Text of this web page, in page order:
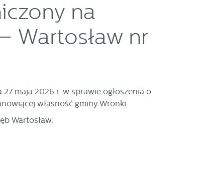
na
Wartosław nr
maja 2026 r. w sprawie ogłoszenia o
własność gminy Wronki.
Wartosław.